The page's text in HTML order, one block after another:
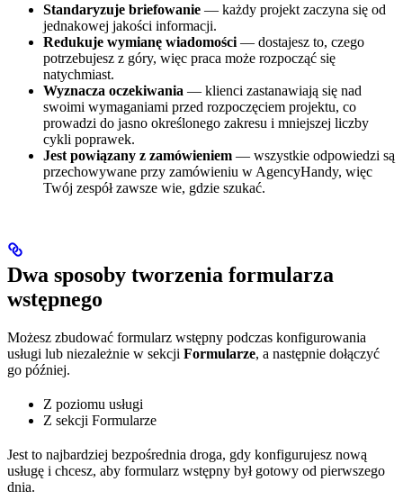
Standaryzuje briefowanie — każdy projekt zaczyna się od
jednakowej jakości informacji.
Redukuje wymianę wiadomości — dostajesz to, czego
potrzebujesz z góry, więc praca może rozpocząć się
natychmiast.
Wyznacza oczekiwania — klienci zastanawiają się nad
swoimi wymaganiami przed rozpoczęciem projektu, co
prowadzi do jasno określonego zakresu i mniejszej liczby
cykli poprawek.
Jest powiązany z zamówieniem — wszystkie odpowiedzi są
przechowywane przy zamówieniu w AgencyHandy, więc
Twój zespół zawsze wie, gdzie szukać.
Dwa sposoby tworzenia formularza
wstępnego
Możesz zbudować formularz wstępny podczas konfigurowania
usługi lub niezależnie w sekcji Formularze, a następnie dołączyć
go później.
Z poziomu usługi
Z sekcji Formularze
Jest to najbardziej bezpośrednia droga, gdy konfigurujesz nową
usługę i chcesz, aby formularz wstępny był gotowy od pierwszego
dnia.